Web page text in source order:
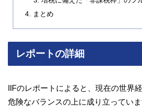
まとめ
レポートの詳細
IIFのレポートによると、現在の世界
危険なバランスの上に成り立っていま